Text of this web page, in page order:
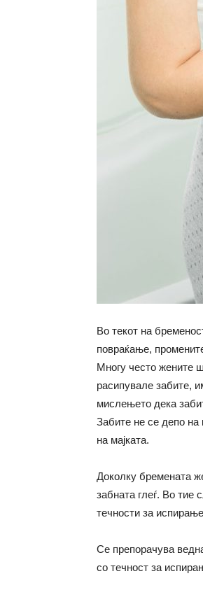
Во текот на
повраќање,
Многу често жените
расипувале забите,
мислењето дека
Забите не се депо на
на мајката.
Доколку бремената
забната глеѓ. Во тие
течности за
Се препорачува
со течност за